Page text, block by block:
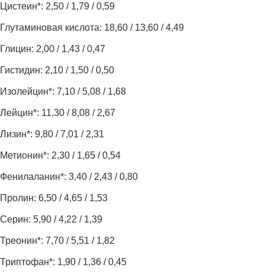
Цистеин*: 2,50 / 1,79 / 0,59
Глутаминовая кислота: 18,60 / 13,60 / 4,49
Глицин: 2,00 / 1,43 / 0,47
Гистидин: 2,10 / 1,50 / 0,50
Изолейцин*: 7,10 / 5,08 / 1,68
Лейцин*: 11,30 / 8,08 / 2,67
Лизин*: 9,80 / 7,01 / 2,31
Метионин*: 2,30 / 1,65 / 0,54
Фенилаланин*: 3,40 / 2,43 / 0,80
Пролин: 6,50 / 4,65 / 1,53
Серин: 5,90 / 4,22 / 1,39
Треонин*: 7,70 / 5,51 / 1,82
Триптофан*: 1,90 / 1,36 / 0,45